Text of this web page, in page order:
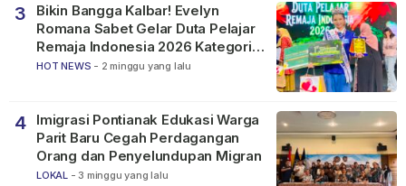
3
Bikin Bangga Kalbar! Evelyn
Romana Sabet Gelar Duta Pelajar
Remaja Indonesia 2026 Kategori
SMP
HOT NEWS - 2 minggu yang lalu
4
Imigrasi Pontianak Edukasi Warga
Parit Baru Cegah Perdagangan
Orang dan Penyelundupan Migran
LOKAL - 3 minggu yang lalu